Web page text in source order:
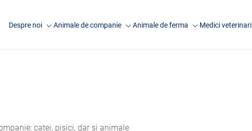
Despre noi Animale de companie Animale de ferma Medici veterinari
catei, pisici, dar si animale